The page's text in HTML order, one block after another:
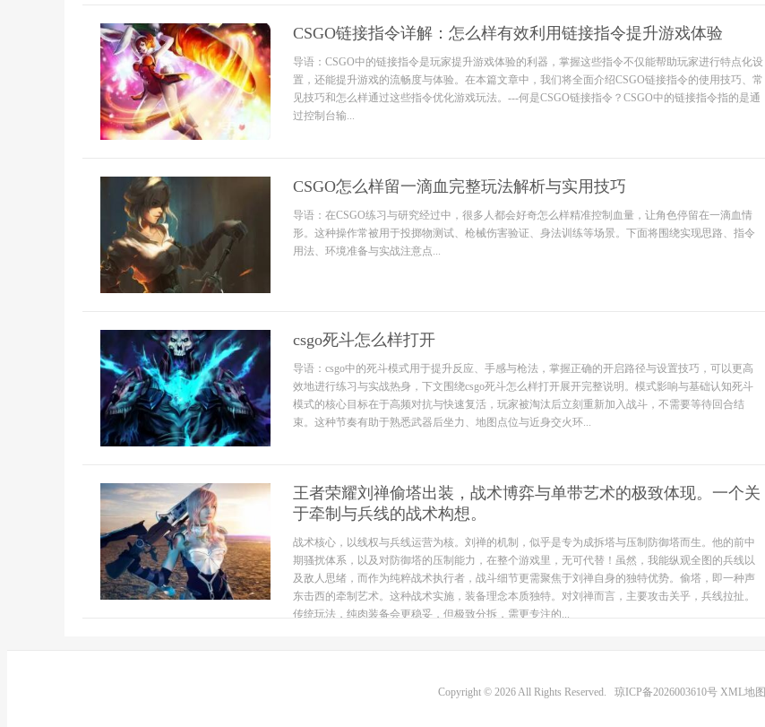
CSGO链接指令详解：怎么样有效利用链接指令提升游戏体验
导语：CSGO中的链接指令是玩家提升游戏体验的利器，掌握这些指令不仅能帮助玩家进行特点化设
置，还能提升游戏的流畅度与体验。在本篇文章中，我们将全面介绍CSGO链接指令的使用技巧、常
见技巧和怎么样通过这些指令优化游戏玩法。---何是CSGO链接指令？CSGO中的链接指令指的是通
过控制台输...
CSGO怎么样留一滴血完整玩法解析与实用技巧
导语：在CSGO练习与研究经过中，很多人都会好奇怎么样精准控制血量，让角色停留在一滴血情
形。这种操作常被用于投掷物测试、枪械伤害验证、身法训练等场景。下面将围绕实现思路、指令
用法、环境准备与实战注意点...
csgo死斗怎么样打开
导语：csgo中的死斗模式用于提升反应、手感与枪法，掌握正确的开启路径与设置技巧，可以更高
效地进行练习与实战热身，下文围绕csgo死斗怎么样打开展开完整说明。模式影响与基础认知死斗
模式的核心目标在于高频对抗与快速复活，玩家被淘汰后立刻重新加入战斗，不需要等待回合结
束。这种节奏有助于熟悉武器后坐力、地图点位与近身交火环...
王者荣耀刘禅偷塔出装，战术博弈与单带艺术的极致体现。一个关
于牵制与兵线的战术构想。
战术核心，以线权与兵线运营为核。刘禅的机制，似乎是专为成拆塔与压制防御塔而生。他的前中
期骚扰体系，以及对防御塔的压制能力，在整个游戏里，无可代替！虽然，我能纵观全图的兵线以
及敌人思绪，而作为纯粹战术执行者，战斗细节更需聚焦于刘禅自身的独特优势。偷塔，即一种声
东击西的牵制艺术。这种战术实施，装备理念本质独特。对刘禅而言，主要攻击关乎，兵线拉扯。
传统玩法，纯肉装备会更稳妥，但极致分拆，需更专注的...
Copyright © 2026 All Rights Reserved. 琼ICP备2026003610号 XML地图